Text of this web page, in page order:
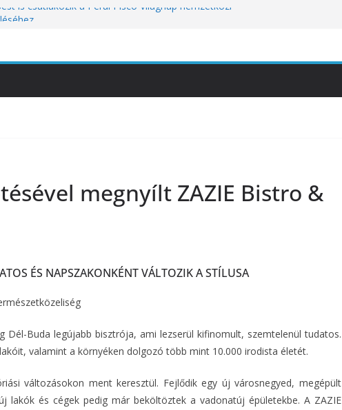
is csatlakozik a Perui Pisco Világnap nemzetközi
született jubileumi menü
megnyílt ZAZIE Bistro &
ÉS NAPSZAKONKÉNT VÁLTOZIK A STÍLUSA
Dél-Buda legújabb bisztrója, ami lezserül kifinomult, szemtelenül tudatos.
valamint a környéken dolgozó több mint 10.000 irodista életét.
változásokon ment keresztül. Fejlődik egy új városnegyed, megépült
lakók és cégek pedig már beköltöztek a vadonatúj épületekbe. A ZAZIE